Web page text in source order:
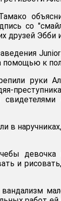
со
друзей Эбби
помощью к
руки
в
девочка
и